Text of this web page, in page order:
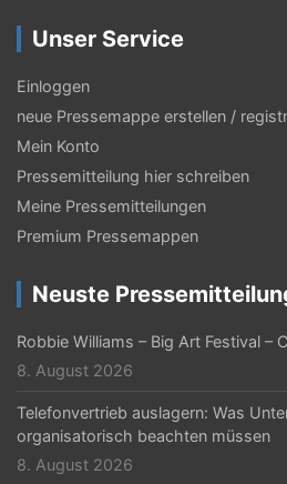
s
-
N
a
v
i
g
a
t
i
o
n
Unser Service
Einloggen
neue Pressemappe erstellen /
Mein Konto
Pressemitteilung hier schreiben
Meine Pressemitteilungen
Premium Pressemappen
Neuste
Robbie Williams – Big Art Festival –
8. August 2026
Telefonvertrieb auslagern: Was
organisatorisch beachten müssen
8. August 2026